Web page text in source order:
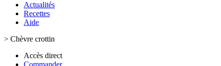
Actualités
Recettes
Aide
> Chèvre crottin
Accès direct
Commander